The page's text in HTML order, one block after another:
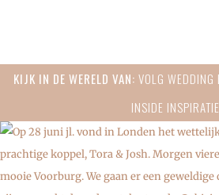
Primary
KIJK IN DE WERELD VAN: VOLG WEDDING
INSIDE